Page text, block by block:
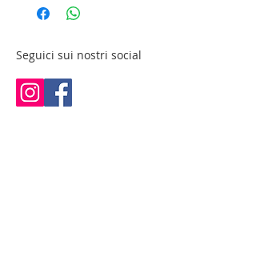
Seguici sui nostri social